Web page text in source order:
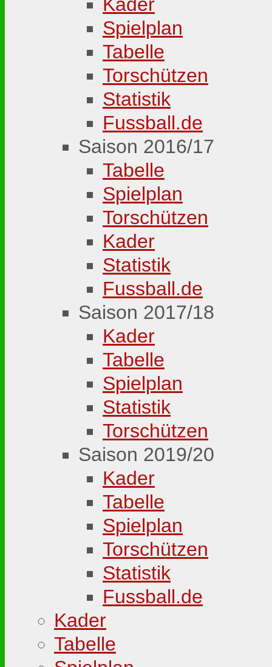
Spielplan
Tabelle
Torschützen
Statistik
Fussball.de
Saison 2016/17
Tabelle
Spielplan
Torschützen
Kader
Statistik
Fussball.de
Saison 2017/18
Kader
Tabelle
Spielplan
Statistik
Torschützen
Saison 2019/20
Kader
Tabelle
Spielplan
Torschützen
Statistik
Fussball.de
Kader
Tabelle